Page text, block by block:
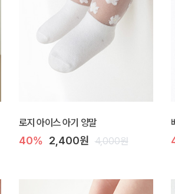
로지 아이스 아기 양말
40% 2,400원 4,000원